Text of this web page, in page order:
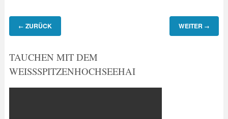
← ZURÜCK WEITER →
TAUCHEN MIT DEM
WEISSSPITZENHOCHSEEHAI